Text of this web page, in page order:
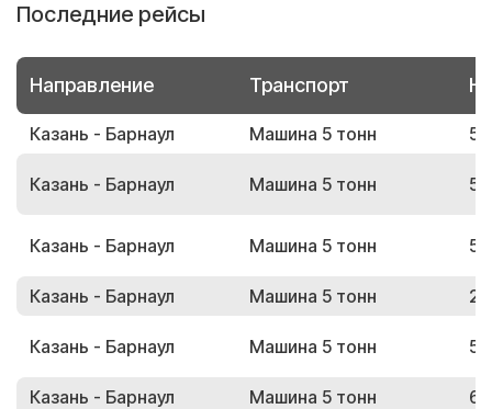
Последние рейсы
Направление Транспорт
Казань - Барнаул Машина 5 тонн
Казань - Барнаул Машина 5 тонн
Казань - Барнаул Машина 5 тонн
Казань - Барнаул Машина 5 тонн
Казань - Барнаул Машина 5 тонн
Казань - Барнаул Машина 5 тонн